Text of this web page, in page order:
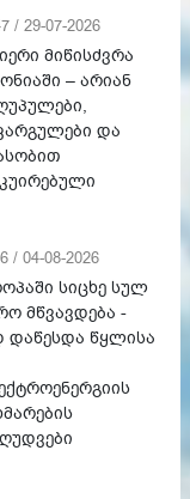
/ 29-07-2026
მიწისძვრა
– არიან
და
/ 04-08-2026
სიცხე სულ
მწვავდება -
დაწესდა წყლისა